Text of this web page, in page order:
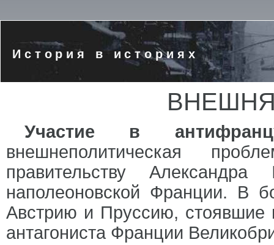
История в историях
Участие в
внешнеполитическая
правительству
наполеоновской Франции. В
Австрию и Пруссию, стоявшие
антагониста Франции